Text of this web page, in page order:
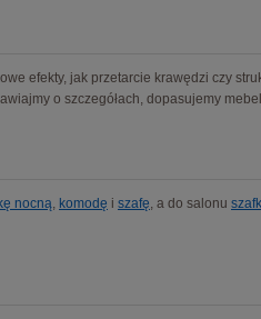
efekty, jak przetarcie krawędzi czy
o szczegółach, dopasujemy
nocną komodę i szafę , a do salonu